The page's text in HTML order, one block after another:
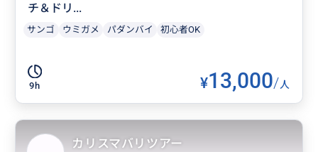
チ＆ドリ...
サンゴ ウミガメ パダンバイ 初心者OK
9h ¥13,000/人
カリスマバリツアー